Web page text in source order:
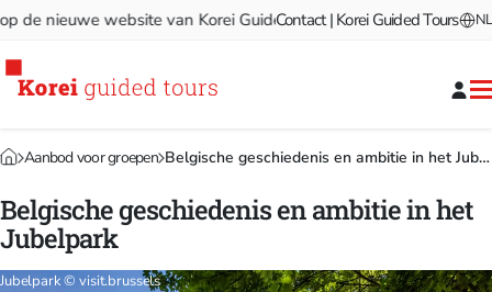
nieuwe website van Korei Guided Tours! Welkom op de
Contact | Korei Guided Tours NL
Aanbod voor groepen Belgische geschiedenis en ambitie in het Jubelpark
Belgische geschiedenis en ambitie in het
Jubelpark
Jubelpark © visit.brussels